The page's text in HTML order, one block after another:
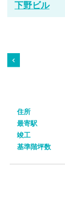
下野ビル
住所
最寄駅
竣工
基準階坪数